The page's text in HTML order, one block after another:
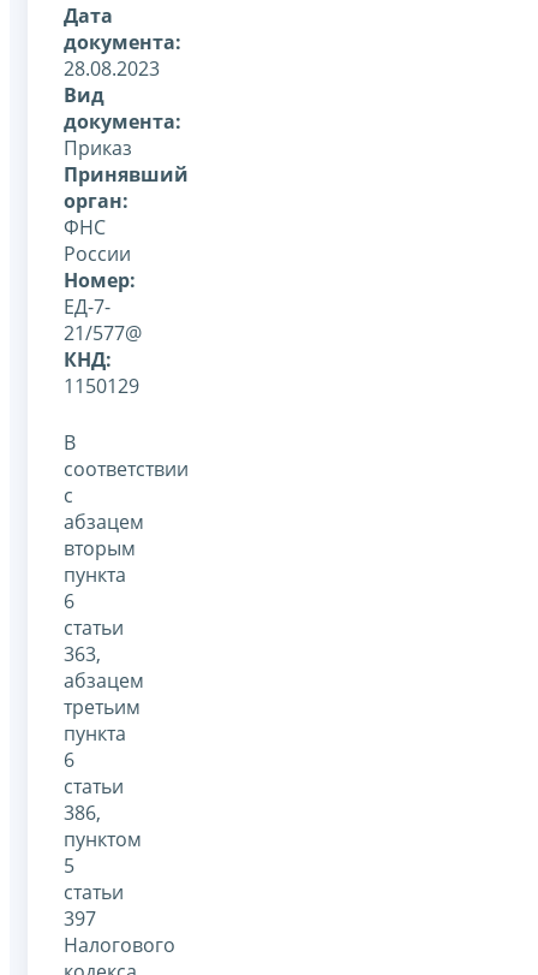
Дата
документа:
28.08.2023
Вид
документа:
Приказ
Принявший
орган:
ФНС
России
Номер:
ЕД-7-
21/577@
КНД:
1150129
В
соответствии
с
абзацем
вторым
пункта
6
статьи
363,
абзацем
третьим
пункта
6
статьи
386,
пунктом
5
статьи
397
Налогового